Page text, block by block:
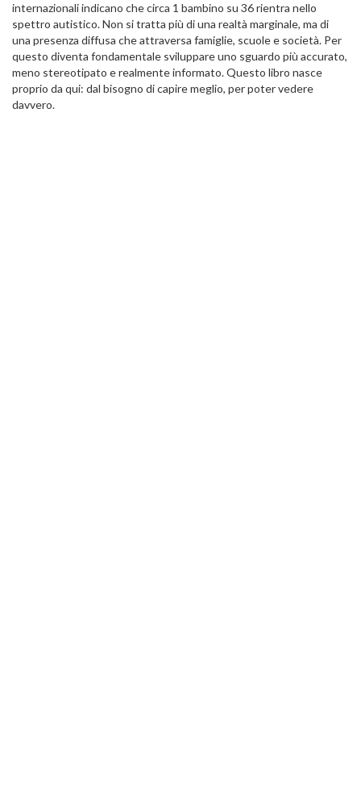
internazionali indicano che circa 1 bambino su 36 rientra nello
spettro autistico. Non si tratta più di una realtà marginale, ma di
una presenza diffusa che attraversa famiglie, scuole e società. Per
questo diventa fondamentale sviluppare uno sguardo più accurato,
meno stereotipato e realmente informato. Questo libro nasce
proprio da qui: dal bisogno di capire meglio, per poter vedere
davvero.